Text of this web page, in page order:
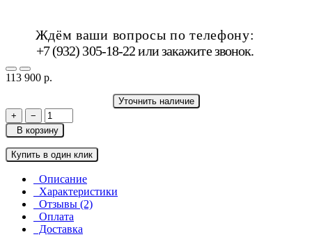
Ждём ваши вопросы по телефону:
+7 (932) 305-18-22 илизакажите звонок.
113 900 р.
Уточнить наличие
+
−
В корзину
Купить в один клик
Описание
Характеристики
Отзывы (2)
Оплата
Доставка